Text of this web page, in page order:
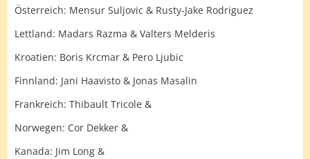
Österreich: Mensur Suljovic & Rusty-Jake Rodriguez
Lettland: Madars Razma & Valters Melderis
Kroatien: Boris Krcmar & Pero Ljubic
Finnland: Jani Haavisto & Jonas Masalin
Frankreich: Thibault Tricole &
Norwegen: Cor Dekker &
Kanada: Jim Long &